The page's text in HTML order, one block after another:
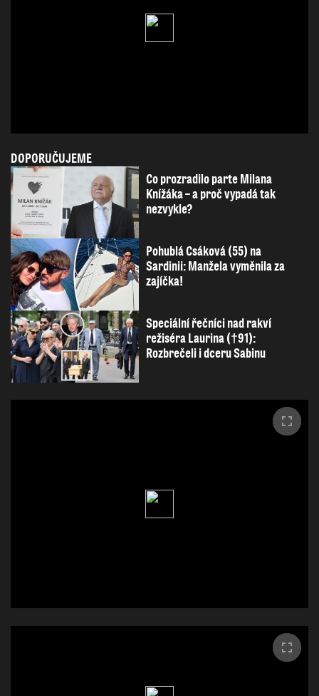
DOPORUČUJEME
Co prozradilo parte Milana
Knížáka – a proč vypadá tak
nezvykle?
Pohublá Csáková (55) na
Sardinii: Manžela vyměnila za
zajíčka!
Speciální řečníci nad rakví
režiséra Laurina (†91):
Rozbrečeli i dceru Sabinu